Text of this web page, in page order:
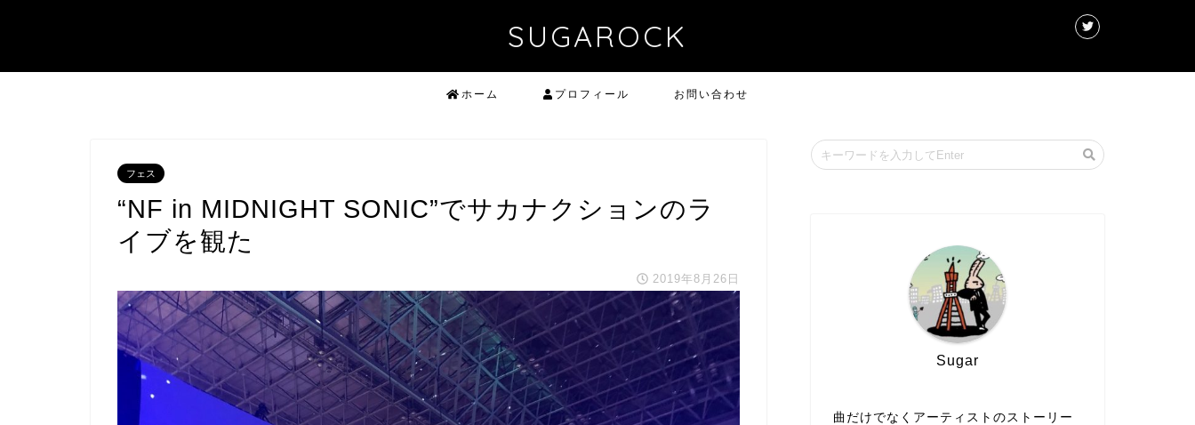
SUGAROCK
ホーム プロフィール お問い合わせ
フェス
“NF in MIDNIGHT SONIC”でサカナクションのラ
イブを観た
2019年8月26日
Sugar
曲だけでなくアーティストのストーリー